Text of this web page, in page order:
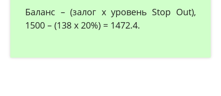
Баланс – (залог х уровень Stop Out),
1500 – (138 х 20%) = 1472.4.